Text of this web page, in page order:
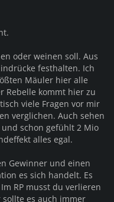
oder weinen soll. Aus
festhalten. Ich
Mäuler hier alle
Rebelle kommt hier zu
viele Fragen vor mir
verglichen. Auch sehen
schon gefühlt 2 Mio
alles egal.
Gewinner und einen
es sich handelt. Es
RP musst du verlieren
sollte es auch immer